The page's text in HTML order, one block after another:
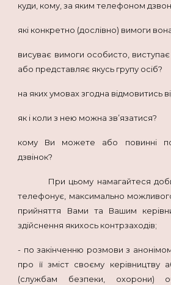
куди, кому, за яким телефоном
які конкретно (дослівно) вимоги
висуває вимоги особисто,
або представляє якусь групу осіб?
на яких умовах згодна відмовитись
як і коли з нею можна зв’язатися?
кому Ви можете або повинні
дзвінок?
При цьому намагайтеся
телефонує, максимально
прийняття Вами та Вашим
здійснення якихось контрзаходів;
- по закінченню розмови з
про її зміст своєму керівництву
(службам безпеки, охорони)